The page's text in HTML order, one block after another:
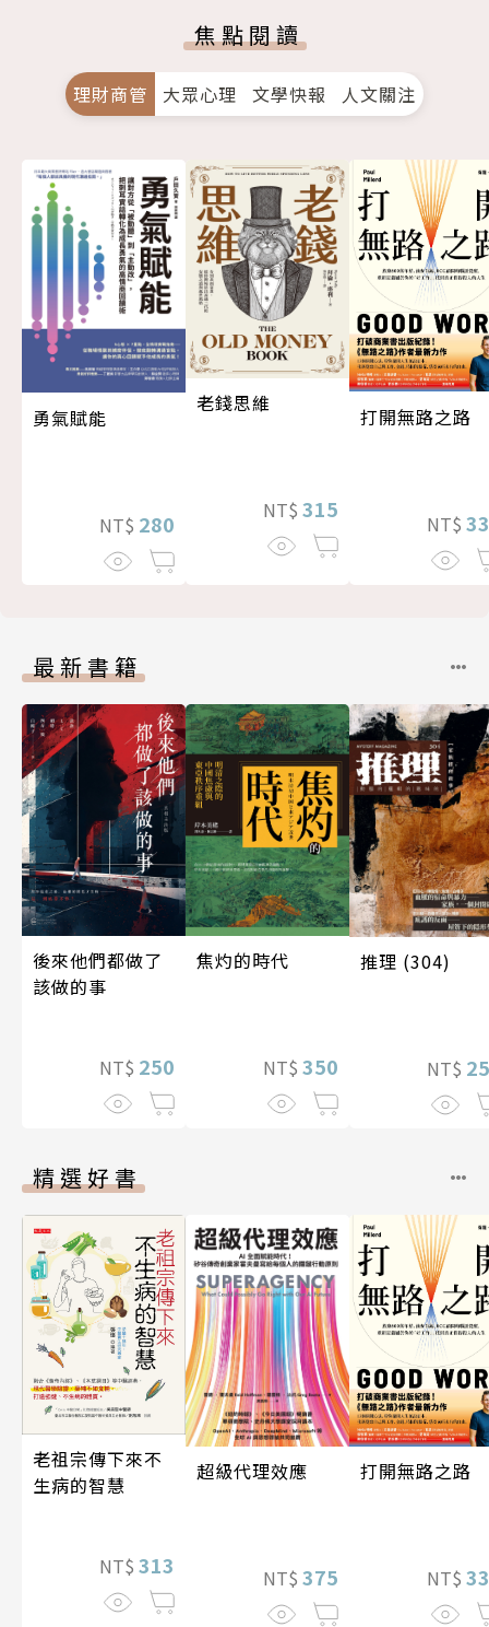
焦點閱讀
理財商管 大眾心理 文學快報 人文關注
勇氣賦能
NT$ 280
老錢思維
NT$ 315
打開無路之路
NT$
最新書籍
後來他們都做了
該做的事
NT$ 250
焦灼的時代
NT$ 350
推理 (304)
NT$
精選好書
老祖宗傳下來不
生病的智慧
NT$ 313
超級代理效應
NT$ 375
打開無路之路
NT$